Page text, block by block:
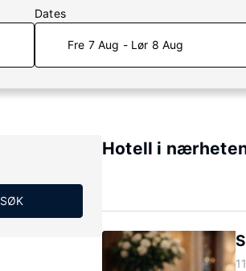
Dates
Fre 7 Aug - Lør 8 Aug
SØK
Hotell i